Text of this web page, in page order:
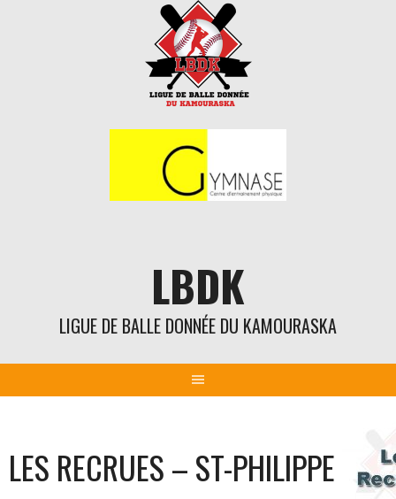
LBDK
LIGUE DE BALLE DONNÉE DU KAMOURASKA
LES RECRUES – ST-PHILIPPE